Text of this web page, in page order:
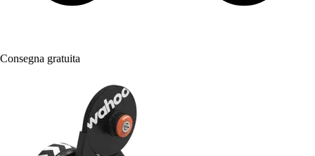
Consegna gratuita